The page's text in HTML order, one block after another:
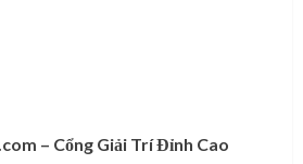
– Cổng Giải Trí Đỉnh Cao